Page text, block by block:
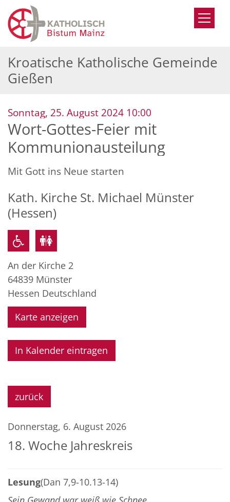
Zum Inhalt springen
Kroatische Katholische Gemeinde
Gießen
Sonntag, 25. August 2024 10:00
Wort-Gottes-Feier mit
Kommunionausteilung
Mit Gott ins Neue starten
Kath. Kirche St. Michael Münster
(Hessen)
An der Kirche 2
64839 Münster
Hessen Deutschland
Karte anzeigen
In Kalender eintragen
zurück
Donnerstag, 6. August 2026
18. Woche Jahreskreis
Lesung(Dan 7,9-10.13-14)